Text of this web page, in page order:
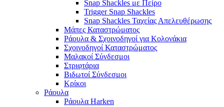
Snap Shackles με Πείρο
Trigger Snap Shackles
Snap Shackles Ταχείας Απελευθέρωσης
Μάπες Καταστρώματος
Ράουλα & Σχοινοδηγοί για Κολονάκια
Σχοινοδηγοί Καταστρώματος
Μαλακοί Σύνδεσμοι
Στριφτάρια
Βιδωτοί Σύνδεσμοι
Κρίκοι
Ράουλα
Ράουλα Harken